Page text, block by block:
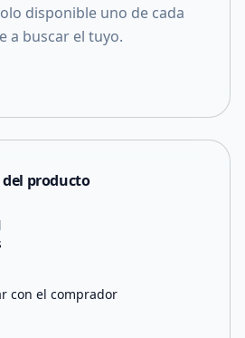
disponible uno de cada
a buscar el tuyo.
producto
con el comprador